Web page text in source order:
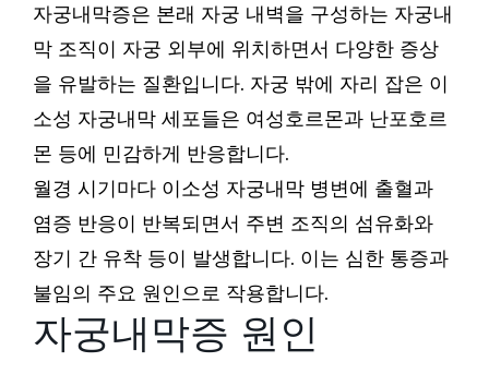
자궁내막증은 본래 자궁 내벽을 구성하는 자궁내
막 조직이 자궁 외부에 위치하면서 다양한 증상
을 유발하는 질환입니다. 자궁 밖에 자리 잡은 이
소성 자궁내막 세포들은 여성호르몬과 난포호르
몬 등에 민감하게 반응합니다.
월경 시기마다 이소성 자궁내막 병변에 출혈과
염증 반응이 반복되면서 주변 조직의 섬유화와
장기 간 유착 등이 발생합니다. 이는 심한 통증과
불임의 주요 원인으로 작용합니다.
자궁내막증 원인